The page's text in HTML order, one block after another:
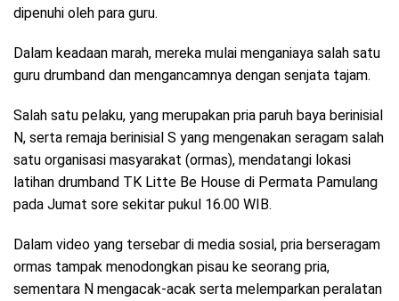
dipenuhi oleh para guru.
Dalam keadaan marah, mereka mulai menganiaya salah satu
guru drumband dan mengancamnya dengan senjata tajam.
Salah satu pelaku, yang merupakan pria paruh baya berinisial
N, serta remaja berinisial S yang mengenakan seragam salah
satu organisasi masyarakat (ormas), mendatangi lokasi
latihan drumband TK Litte Be House di Permata Pamulang
pada Jumat sore sekitar pukul 16.00 WIB.
Dalam video yang tersebar di media sosial, pria berseragam
ormas tampak menodongkan pisau ke seorang pria,
sementara N mengacak-acak serta melemparkan peralatan